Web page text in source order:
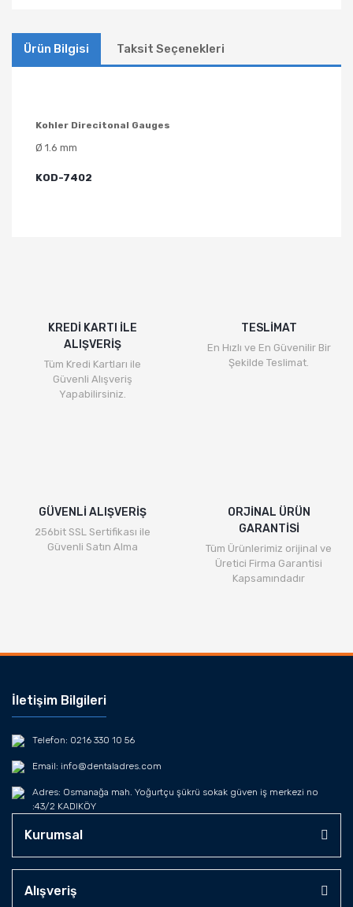
Ürün Bilgisi Taksit Seçenekleri
Kohler Direcitonal Gauges
Ø 1.6 mm
KOD-7402
KREDİ KARTI İLE
ALIŞVERİŞ
Tüm Kredi Kartları ile
Güvenli Alışveriş
Yapabilirsiniz.
TESLİMAT
En Hızlı ve En Güvenilir Bir
Şekilde Teslimat.
GÜVENLİ ALIŞVERİŞ
256bit SSL Sertifikası ile
Güvenli Satın Alma
ORJİNAL ÜRÜN
GARANTİSİ
Tüm Ürünlerimiz orijinal ve
Üretici Firma Garantisi
Kapsamındadır
İletişim Bilgileri
Telefon: 0216 330 10 56
Email: info@dentaladres.com
Adres: Osmanağa mah. Yoğurtçu şükrü sokak güven iş merkezi no
:43/2 KADIKÖY
Kurumsal
Alışveriş